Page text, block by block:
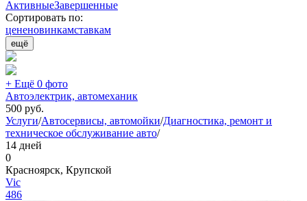
АктивныеЗавершенные
Сортировать по:
цененовинкамставкам
ещё
+ Ещё 0 фото
Автоэлектрик, автомеханик
500 руб.
Услуги/Автосервисы, автомойки/Диагностика, ремонт и
техническое обслуживание авто/
14 дней
0
Красноярск, Крупской
Vic
486